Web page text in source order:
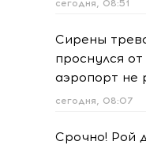
сегодня, 08:51
Сирены
проснулся
аэропорт не
сегодня, 08:07
Срочно! Рой